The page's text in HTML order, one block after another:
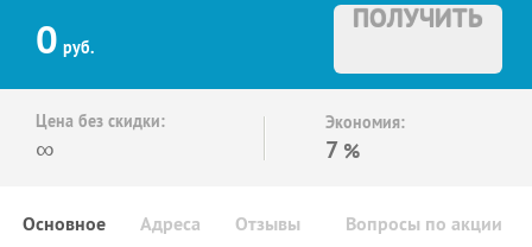
0 руб.
ПОЛУЧИТЬ
Цена без скидки:
∞
Экономия:
7 %
Основное Отзывы Вопросы по акции
Адреса